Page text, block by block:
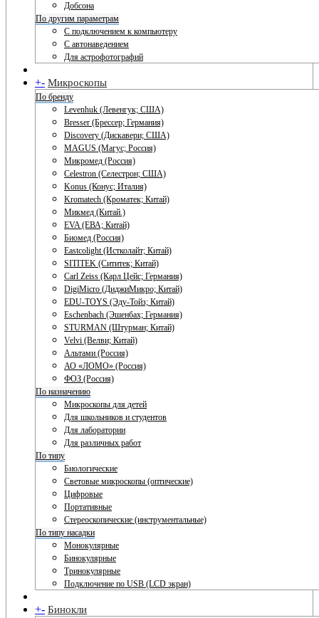
Добсона
По другим параметрам
С подключением к компьютеру
С автонаведением
Для астрофотографий
+- Микроскопы
По бренду
Levenhuk (Левенгук; США)
Bresser (Брессер; Германия)
Discovery (Дискавери; США)
MAGUS (Магус; Россия)
Микромед (Россия)
Celestron (Селестрон; США)
Konus (Конус; Италия)
Kromatech (Кроматек; Китай)
Микмед (Китай.)
EVA (ЕВА; Китай)
Биомед (Россия)
Eastcolight (Истколайт; Китай)
SITITEK (Сититек; Китай)
Carl Zeiss (Карл Цейс; Германия)
DigiMicro (ДиджиМикро; Китай)
EDU-TOYS (Эду-Тойз; Китай)
Eschenbach (Эшенбах; Германия)
STURMAN (Штурман; Китай)
Velvi (Велви; Китай)
Альтами (Россия)
АО «ЛОМО» (Россия)
ФОЗ (Россия)
По назначению
Микроскопы для детей
Для школьников и студентов
Для лаборатории
Для различных работ
По типу
Биологические
Световые микроскопы (оптические)
Цифровые
Портативные
Стереоскопические (инструментальные)
По типу насадки
Монокулярные
Бинокулярные
Тринокулярные
Подключение по USB (LCD экран)
+- Бинокли